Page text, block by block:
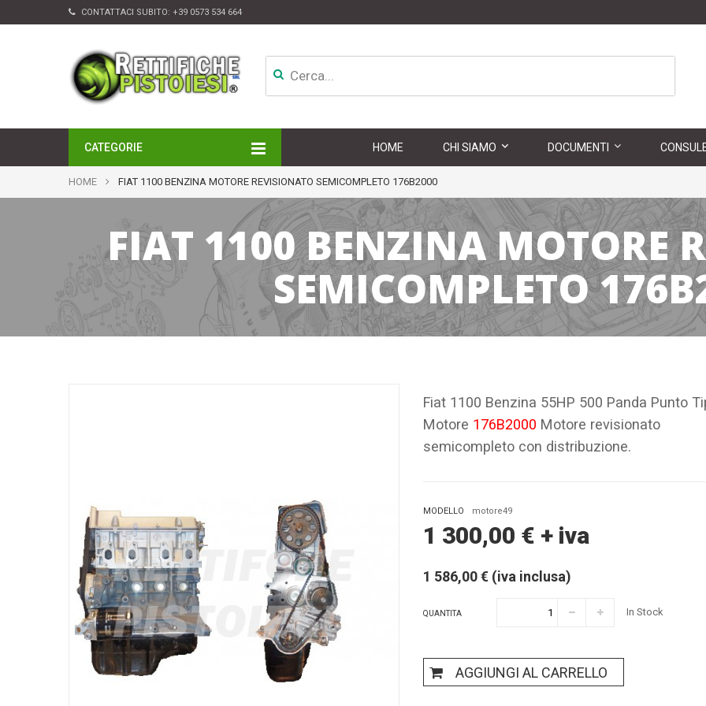
CONTATTACI SUBITO: +39 0573 534 664
CATEGORIE
APPARATI DI INIEZIONE
TURBINE
ALTRI ACCESSORI
HOME CHI SIAMO DOCUMENTI
HOME FIAT 1100 BENZINA MOTORE REVISIONATO SEMICOMPLETO 176B2000
FIAT 1100 BENZINA MOTORE
SEMICOMPLETO
Fiat 1100 Benzina 55HP 500 Panda Punto
Motore 176B2000 Motore revisionato
semicompleto con distribuzione.
MODELLO motore49
1 300,00 € + iva
1 586,00 € (iva inclusa)
QUANTITA In Stock
AGGIUNGI AL CARRELLO